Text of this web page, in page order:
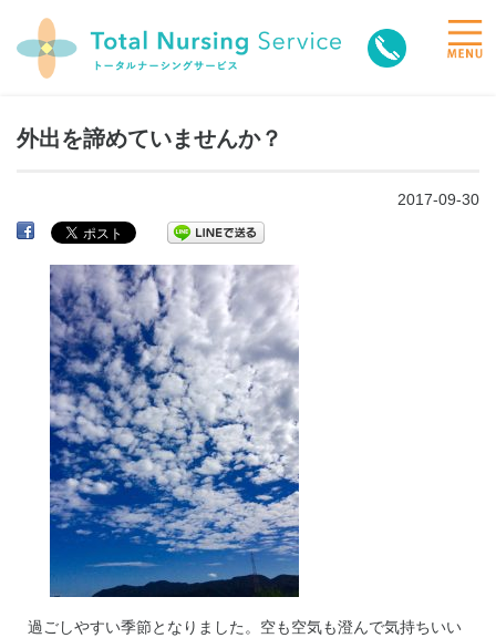
toggle
外出を諦めていませんか？
2017-09-30
過ごしやすい季節となりました。空も空気も澄んで気持ちいい